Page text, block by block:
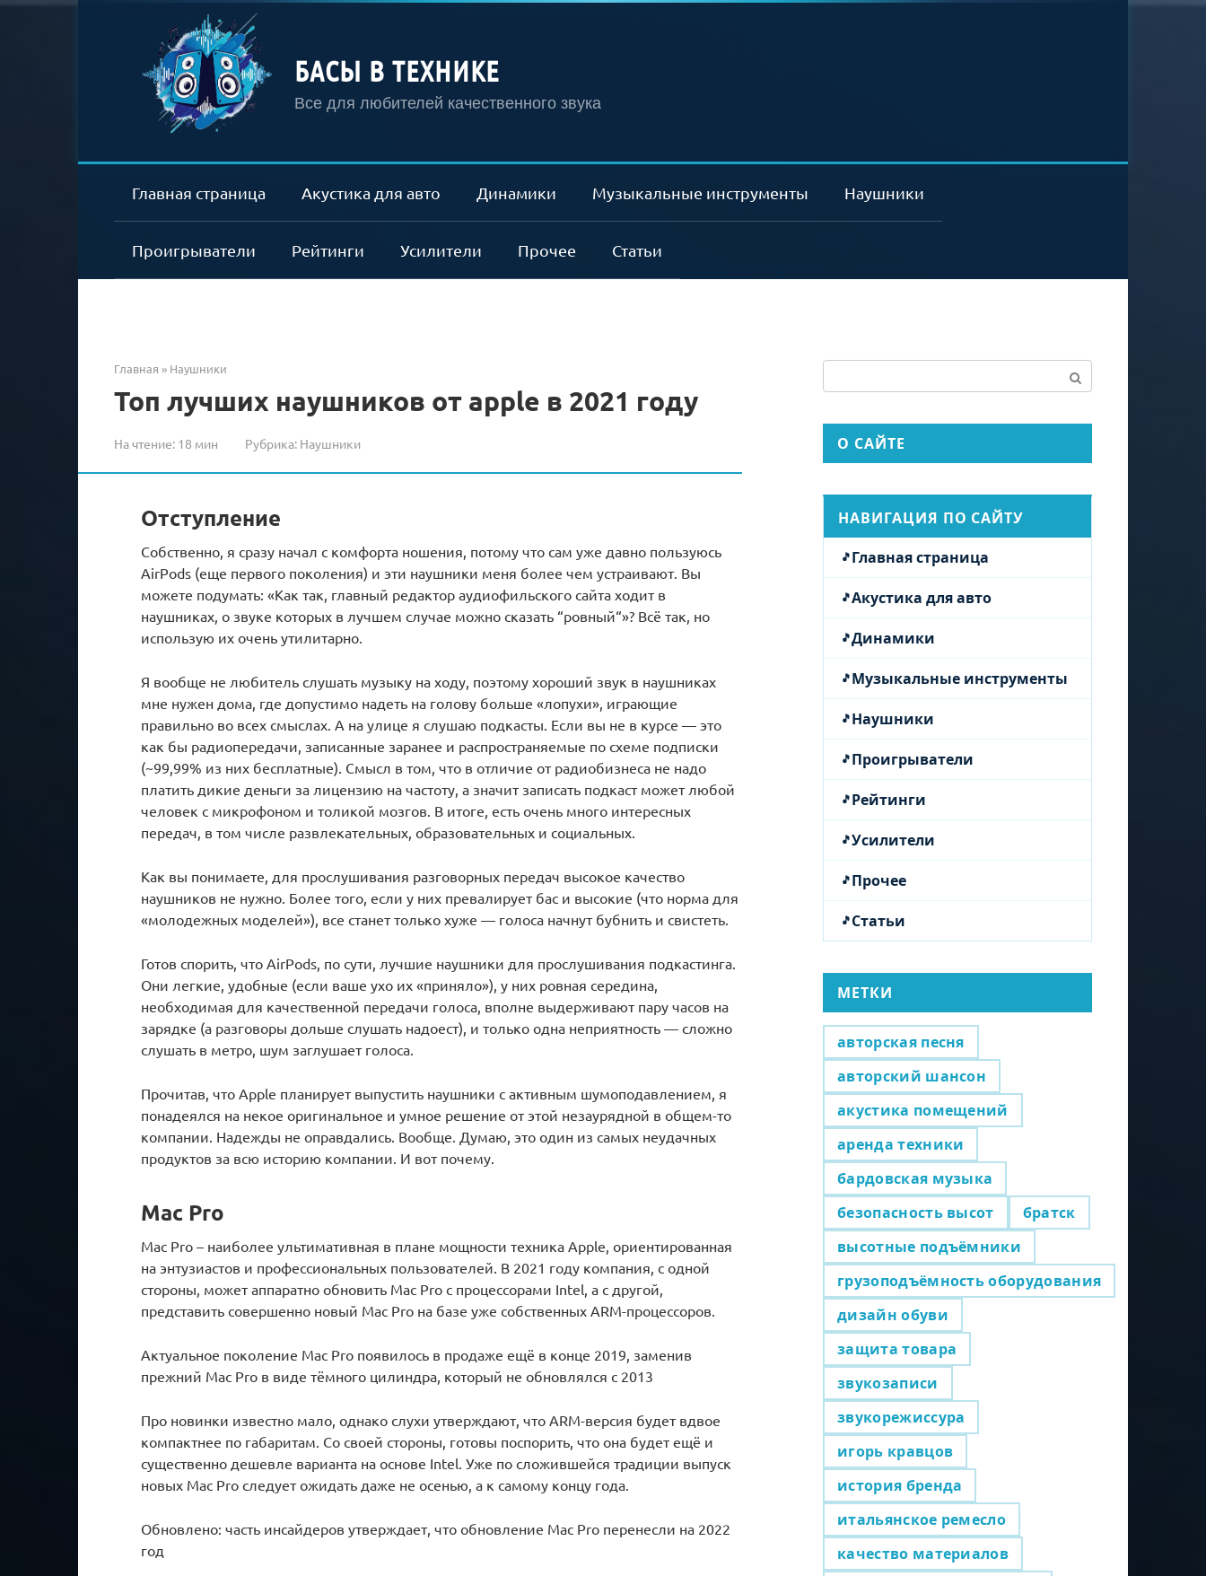
БАСЫ В ТЕХНИКЕ
Все для любителей качественного звука
Главная страница Акустика для авто Динамики Музыкальные инструменты Наушники
Проигрыватели Рейтинги Усилители Прочее Статьи
Главная » Наушники
Топ лучших наушников от apple в 2021 году
На чтение: 18 мин Рубрика: Наушники
Отступление
Собственно, я сразу начал с комфорта ношения, потому что сам уже давно пользуюсь
AirPods (еще первого поколения) и эти наушники меня более чем устраивают. Вы
можете подумать: «Как так, главный редактор аудиофильского сайта ходит в
наушниках, о звуке которых в лучшем случае можно сказать “ровный“»? Всё так, но
использую их очень утилитарно.
Я вообще не любитель слушать музыку на ходу, поэтому хороший звук в наушниках
мне нужен дома, где допустимо надеть на голову больше «лопухи», играющие
правильно во всех смыслах. А на улице я слушаю подкасты. Если вы не в курсе — это
как бы радиопередачи, записанные заранее и распространяемые по схеме подписки
(~99,99% из них бесплатные). Смысл в том, что в отличие от радиобизнеса не надо
платить дикие деньги за лицензию на частоту, а значит записать подкаст может любой
человек с микрофоном и толикой мозгов. В итоге, есть очень много интересных
передач, в том числе развлекательных, образовательных и социальных.
Как вы понимаете, для прослушивания разговорных передач высокое качество
наушников не нужно. Более того, если у них превалирует бас и высокие (что норма для
«молодежных моделей»), все станет только хуже — голоса начнут бубнить и свистеть.
Готов спорить, что AirPods, по сути, лучшие наушники для прослушивания подкастинга.
Они легкие, удобные (если ваше ухо их «приняло»), у них ровная середина,
необходимая для качественной передачи голоса, вполне выдерживают пару часов на
зарядке (а разговоры дольше слушать надоест), и только одна неприятность — сложно
слушать в метро, шум заглушает голоса.
Прочитав, что Apple планирует выпустить наушники с активным шумоподавлением, я
понадеялся на некое оригинальное и умное решение от этой незаурядной в общем-то
компании. Надежды не оправдались. Вообще. Думаю, это один из самых неудачных
продуктов за всю историю компании. И вот почему.
Mac Pro
Mac Pro – наиболее ультимативная в плане мощности техника Apple, ориентированная
на энтузиастов и профессиональных пользователей. В 2021 году компания, с одной
стороны, может аппаратно обновить Mac Pro с процессорами Intel, а с другой,
представить совершенно новый Mac Pro на базе уже собственных ARM-процессоров.
Актуальное поколение Mac Pro появилось в продаже ещё в конце 2019, заменив
прежний Mac Pro в виде тёмного цилиндра, который не обновлялся с 2013
Про новинки известно мало, однако слухи утверждают, что ARM-версия будет вдвое
компактнее по габаритам. Со своей стороны, готовы поспорить, что она будет ещё и
существенно дешевле варианта на основе Intel. Уже по сложившейся традиции выпуск
новых Mac Pro следует ожидать даже не осенью, а к самому концу года.
Обновлено: часть инсайдеров утверждает, что обновление Mac Pro перенесли на 2022
год
О САЙТЕ
НАВИГАЦИЯ ПО САЙТУ
Главная страница
Акустика для авто
Динамики
Музыкальные инструменты
Наушники
Проигрыватели
Рейтинги
Усилители
Прочее
Статьи
МЕТКИ
авторская песня
авторский шансон
акустика помещений
аренда техники
бардовская музыка
безопасность высот
братск
высотные подъёмники
грузоподъёмность оборудования
дизайн обуви
защита товара
звукозаписи
звукорежиссура
игорь кравцов
история бренда
итальянское ремесло
качество материалов